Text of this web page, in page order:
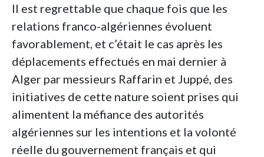
Il est regrettable que chaque fois que les
relations franco-algériennes évoluent
favorablement, et c’était le cas après les
déplacements effectués en mai dernier à
Alger par messieurs Raffarin et Juppé, des
initiatives de cette nature soient prises qui
alimentent la méfiance des autorités
algériennes sur les intentions et la volonté
réelle du gouvernement français et qui